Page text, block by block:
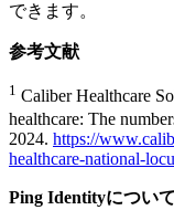
できます。
参考文献
1 Caliber Healthcare
healthcare: The
2024. https://
healthcare-national-
Ping Identityについて